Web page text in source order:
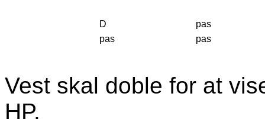
D
pas
pas
pas
Vest skal doble for at
HP.